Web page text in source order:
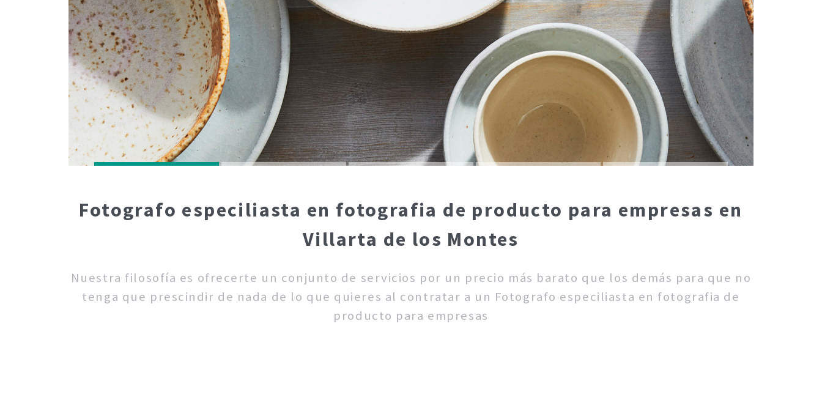
Fotografo especiliasta en fotografia de producto para empresas en
Villarta de los Montes
Nuestra filosofía es ofrecerte un conjunto de servicios por un precio más barato que los demás para que no
tenga que prescindir de nada de lo que quieres al contratar a un Fotografo especiliasta en fotografia de
producto para empresas